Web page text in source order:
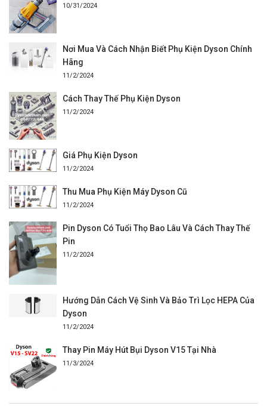
10/31/2024
Nơi Mua Và Cách Nhận Biết Phụ Kiện Dyson Chính
Hãng
11/2/2024
Cách Thay Thế Phụ Kiện Dyson
11/2/2024
Giá Phụ Kiện Dyson
11/2/2024
Thu Mua Phụ Kiện Máy Dyson Cũ
11/2/2024
Pin Dyson Có Tuổi Thọ Bao Lâu Và Cách Thay Thế
Pin
11/2/2024
Hướng Dẫn Cách Vệ Sinh Và Bảo Trì Lọc HEPA Của
Dyson
11/2/2024
Thay Pin Máy Hút Bụi Dyson V15 Tại Nhà
11/3/2024